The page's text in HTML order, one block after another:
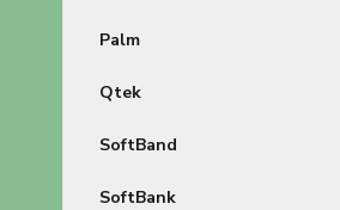
Palm
Qtek
SoftBand
SoftBank